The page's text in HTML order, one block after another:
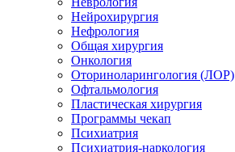
Нейрохирургия
Нефрология
Общая хирургия
Онкология
Оториноларингология (ЛОР)
Офтальмология
Пластическая хирургия
Программы чекап
Психиатрия
Психиатрия-наркология